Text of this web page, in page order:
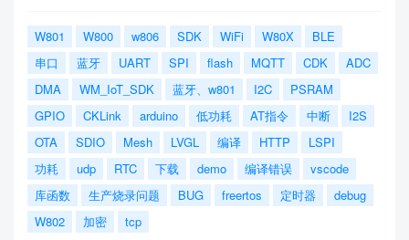
W801 W800 w806 SDK WiFi W80X
BLE
串口
蓝牙 UART SPI flash MQTT CDK
ADC
DMA
WM_IoT_SDK 蓝牙、w801 I2C
PSRAM
GPIO
CKLink arduino 低功耗 AT指令 中断
I2S
OTA
SDIO Mesh LVGL 编译 HTTP
LSPI
功耗
udp RTC 下载 demo 编译错误
vscode
库函数
生产烧录问题 BUG freertos 定时器
debug
W802
加密 tcp